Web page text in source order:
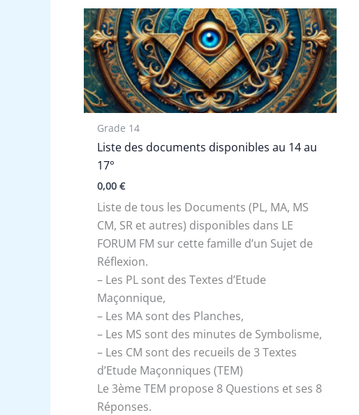
Grade 14
Liste des documents disponibles au 14 au
17°
0,00€
Liste de tous les Documents (PL, MA, MS
CM, SR et autres) disponibles dans LE
FORUM FM sur cette famille d’un Sujet de
Réflexion.
– Les PL sont des Textes d’Etude
Maçonnique,
– Les MA sont des Planches,
– Les MS sont des minutes de Symbolisme,
– Les CM sont des recueils de 3 Textes
d’Etude Maçonniques (TEM)
Le 3ème TEM propose 8 Questions et ses 8
Réponses.